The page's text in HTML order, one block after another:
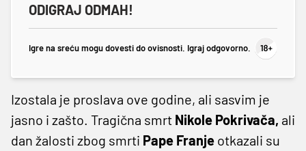
ODIGRAJ ODMAH!
Igre na sreću mogu dovesti do ovisnosti. Igraj odgovorno.
Izostala je proslava ove godine, ali sasvim je
jasno i zašto. Tragična smrt Nikole Pokrivača, ali
dan žalosti zbog smrti Pape Franje otkazali su